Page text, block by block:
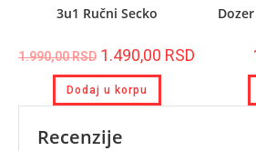
3u1 Ručni Secko
1.990,00RSD 1.490,00 RSD
Dodaj u korpu
Recenzije